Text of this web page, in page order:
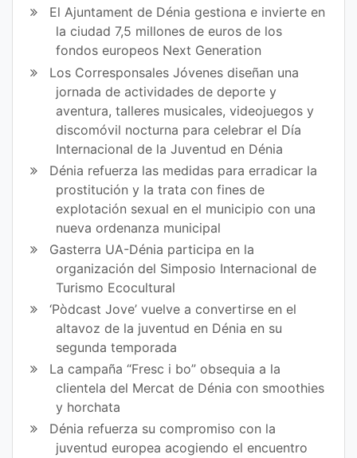
El Ajuntament de Dénia gestiona e invierte en
la ciudad 7,5 millones de euros de los
fondos europeos Next Generation
Los Corresponsales Jóvenes diseñan una
jornada de actividades de deporte y
aventura, talleres musicales, videojuegos y
discomóvil nocturna para celebrar el Día
Internacional de la Juventud en Dénia
Dénia refuerza las medidas para erradicar la
prostitución y la trata con fines de
explotación sexual en el municipio con una
nueva ordenanza municipal
Gasterra UA-Dénia participa en la
organización del Simposio Internacional de
Turismo Ecocultural
‘Pòdcast Jove’ vuelve a convertirse en el
altavoz de la juventud en Dénia en su
segunda temporada
La campaña “Fresc i bo” obsequia a la
clientela del Mercat de Dénia con smoothies
y horchata
Dénia refuerza su compromiso con la
juventud europea acogiendo el encuentro